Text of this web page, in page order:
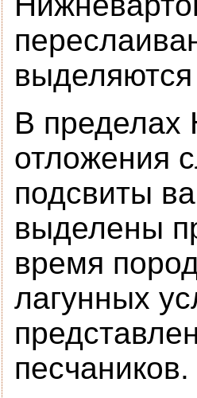
В пределах
отложения
подсвиты
выделены
время
лагунных
песчаников.